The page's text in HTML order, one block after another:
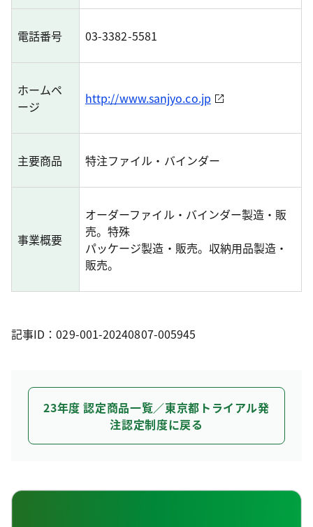
電話番号 03-3382-5581
ホームペ
ージ
http://www.sanjyo.co.jp
主要商品 特注ファイル・バインダー
事業概要
オーダーファイル・バインダー製造・販
売。特殊
パッケージ製造・販売。収納用品製造・
販売。
記事ID：029-001-20240807-005945
23年度 認定商品一覧／東京都トライアル発
注認定制度に戻る